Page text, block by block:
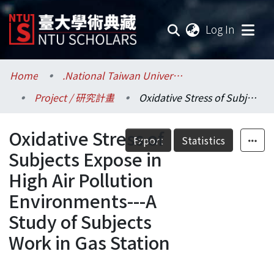
Log In
Communities & Collections
Research Outputs
Fundings & Projects
Researchers
Organizations
Statistics
Home
.National Taiwan University / 國立臺灣大學
Project / 研究計畫
Oxidative Stress of Subjects Expose in High Air Pollution Environments---A Study of Subjects Work in Gas Station
Export Statistics
Oxidative Stress of
Subjects Expose in
High Air Pollution
Environments---A
Study of Subjects
Work in Gas Station